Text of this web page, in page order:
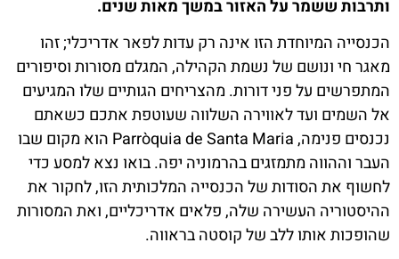
ותרבות ששמר על האזור במשך מאות שנים.
הכנסייה המיוחדת הזו אינה רק עדות לפאר אדריכלי; זהו
מאגר חי ונושם של נשמת הקהילה, המגלם מסורות וסיפורים
המתפרשים על פני דורות. מהצריחים הגותיים שלו המגיעים
אל השמים ועד לאווירה השלווה שעוטפת אתכם כשאתם
נכנסים פנימה, Parròquia de Santa Maria הוא מקום שבו
העבר וההווה מתמזגים בהרמוניה יפה. בואו נצא למסע כדי
לחשוף את הסודות של הכנסייה המלכותית הזו, לחקור את
ההיסטוריה העשירה שלה, פלאים אדריכליים, ואת המסורות
שהופכות אותו ללב של קוסטה בראווה.